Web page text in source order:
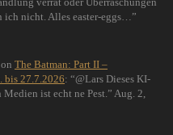
nicht. Alles easter-eggs… ”
on The Batman: Part II –
bis 27.7.2026: “@Lars Dieses KI-
ist echt ne Pest. ” Aug. 2,